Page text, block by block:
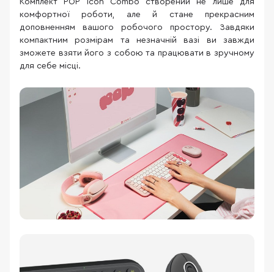
Комплект POP Icon Combo створений не лише для
комфортної роботи, але й стане прекрасним
доповненням вашого робочого простору. Завдяки
компактним розмірам та незначній вазі ви завжди
зможете взяти його з собою та працювати в зручному
для себе місці.